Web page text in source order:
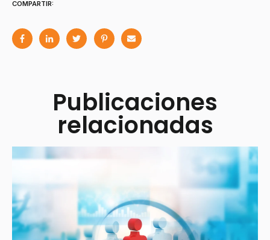
COMPARTIR:
Publicaciones
relacionadas